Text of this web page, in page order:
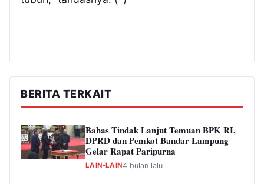
BERITA TERKAIT
Bahas Tindak Lanjut Temuan BPK RI,
DPRD dan Pemkot Bandar Lampung
Gelar Rapat Paripurna
LAIN-LAIN4 bulan lalu